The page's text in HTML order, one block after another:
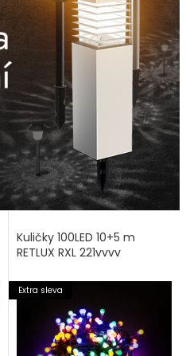
Kuličky 100LED 10+5 m
RETLUX RXL 221vvvv
Extra sleva